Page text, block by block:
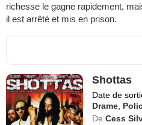
richesse le gagne rapidement,
il est arrêté et mis en prison.
Shottas
Date de
Drame
De Cess